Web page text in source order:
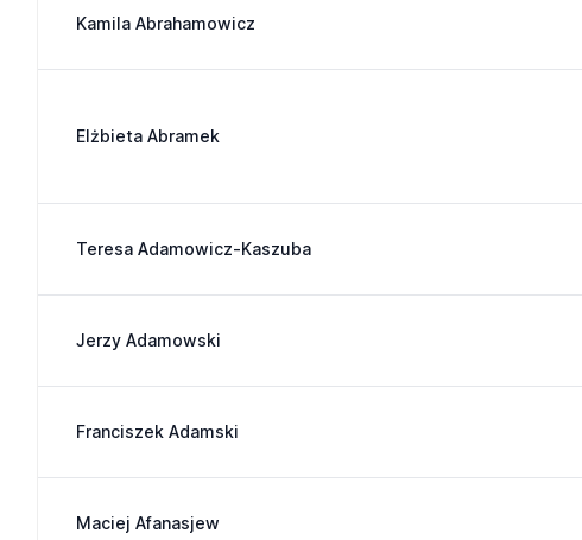
Kamila Abrahamowicz
Elżbieta Abramek
Teresa Adamowicz-Kaszuba
Jerzy Adamowski
Franciszek Adamski
Maciej Afanasjew